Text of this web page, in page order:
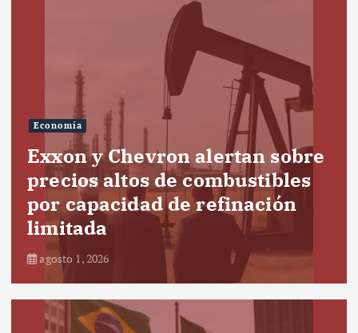
Economía
Exxon y Chevron alertan sobre
precios altos de combustibles
por capacidad de refinación
limitada
agosto 1, 2026